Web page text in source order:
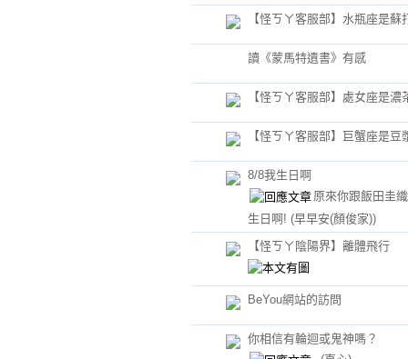
【怪ㄎㄚ客服部】水瓶座是蘇
讀《蒙馬特遺書》有感
【怪ㄎㄚ客服部】處女座是濃
【怪ㄎㄚ客服部】巨蟹座是豆
8/8我生日啊
原來你跟飯田圭
生日啊! (早早安(顏俊家))
【怪ㄎㄚ陰陽界】離體飛行
BeYou網站的訪問
你相信有輪迴或鬼神嗎？